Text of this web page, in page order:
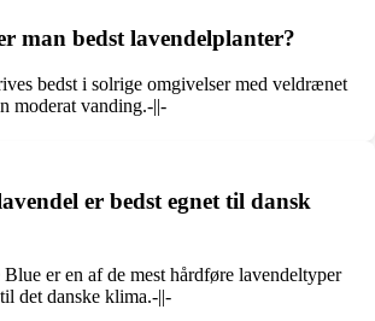
man bedst lavendelplanter?
bedst i solrige omgivelser med veldrænet
moderat vanding.-||-
er bedst egnet til dansk
er en af de mest hårdføre lavendeltyper
det danske klima.-||-